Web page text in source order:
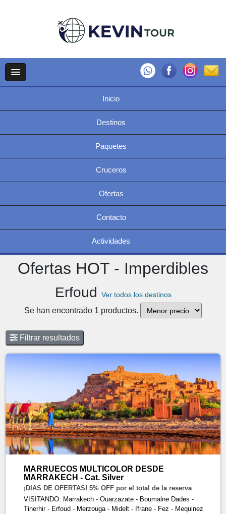
Inicio
Destinos
Paquetes
Cruceros
Ofertas
Contacto
Actividades
Ofertas HOT - Imperdibles
Erfoud Ver todos los destinos
Se han encontrado 1 productos.
Filtrar resultados
MARRUECOS MULTICOLOR DESDE
MARRAKECH - Cat. Silver
¡DIAS DE OFERTAS! 5% OFF por el total de la reserva
VISITANDO: Marrakech - Ouarzazate - Boumalne Dades -
Tinerhir - Erfoud - Merzouga - Midelt - Ifrane - Fez - Mequinez